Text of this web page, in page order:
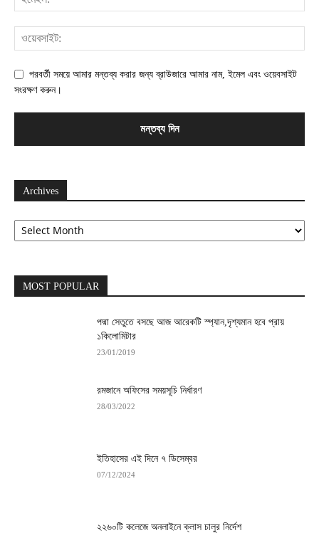
পরবর্তী সময়ে আমার মন্তব্য করার জন্য ব্রাউজারে আমার নাম, ইমেল এবং ওয়েবসাইট
সংরক্ষণ করুন।
Archives
Archives
MOST POPULAR
পদ্মা সেতুতে বসছে আজ আরেকটি স্প্যান,দৃশ্যমান হবে প্রায়
১কিলোমিটার
23/01/2019
রমজানে অফিসের সময়সূচি নির্ধারণ
28/03/2022
ইতিহাসের এই দিনে ৭ ডিসেম্বর
07/12/2024
২২৬০টি কলেজে অনলাইনে ক্লাস চালুর নির্দেশ